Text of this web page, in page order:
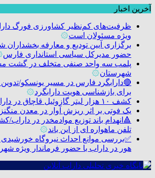
آخرین اخبار
ظرفیت‌های کم‌نظیر کشاورزی فورگ
ویژه مسئولان است۞
برگزاری آیین تودیع و معارفه بخشداران
حضور مدیرکل سیاسی استانداری فارس
پلمب سه واحد صنفی متخلف در گشت
شهرستان۞
برای بازشناسی هویت دارابگرد۞
کشف ۱۰ هزار لیتر گازوئیل قاچاق در داراب
یک فوتی بر اثر ریزش آوار در معدن
🔺انهدام باند توزیع موادمخدر در
تلفن ماهواره ای از این باند۞
هور در داراب با حضور فرماندار ویژه